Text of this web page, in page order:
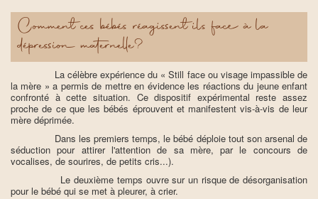
Comment ces bébés réagissent ils face à la
dépression maternelle?
La célèbre expérience du « Still face ou visage impassible de
la mère » a permis de mettre en évidence les réactions du jeune enfant
confronté à cette situation. Ce dispositif expérimental reste assez
proche de ce que les bébés éprouvent et manifestent vis-à-vis de leur
mère déprimée.
Dans les premiers temps, le bébé déploie tout son arsenal de
séduction pour attirer l'attention de sa mère, par le concours de
vocalises, de sourires, de petits cris...).
Le deuxième temps ouvre sur un risque de désorganisation
pour le bébé qui se met à pleurer, à crier.